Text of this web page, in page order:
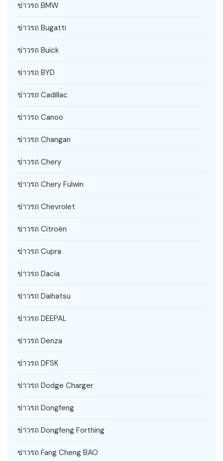
ข่าวรถ BMW
ข่าวรถ Bugatti
ข่าวรถ Buick
ข่าวรถ BYD
ข่าวรถ Cadillac
ข่าวรถ Canoo
ข่าวรถ Changan
ข่าวรถ Chery
ข่าวรถ Chery Fulwin
ข่าวรถ Chevrolet
ข่าวรถ Citroën
ข่าวรถ Cupra
ข่าวรถ Dacia
ข่าวรถ Daihatsu
ข่าวรถ DEEPAL
ข่าวรถ Denza
ข่าวรถ DFSK
ข่าวรถ Dodge Charger
ข่าวรถ Dongfeng
ข่าวรถ Dongfeng Forthing
ข่าวรถ Fang Cheng BAO